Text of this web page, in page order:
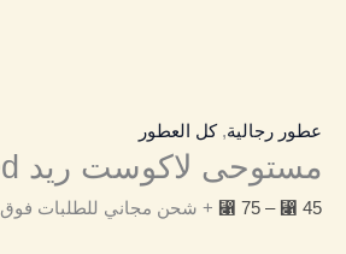
عطور رجالية,كل العطور
مستوحى لاكوست ريد Lacoste Red
⃁ 45
–
⃁ 75 + شحن مجاني للطلبات فوق 199 ريال